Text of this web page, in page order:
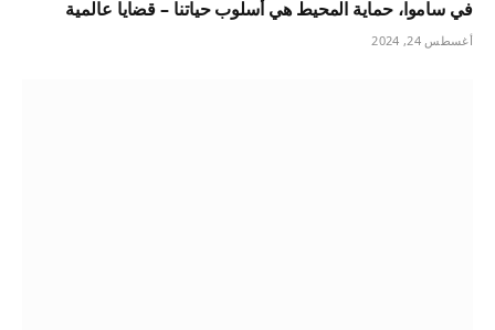
في ساموا، حماية المحيط هي أسلوب حياتنا – قضايا عالمية
أغسطس 24, 2024